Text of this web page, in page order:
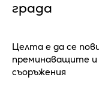
града
Целта е да се
преминаващите и
съоръжения